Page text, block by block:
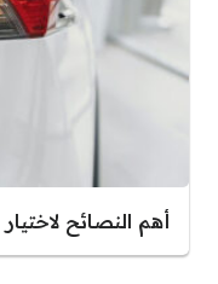
أهم النصائح